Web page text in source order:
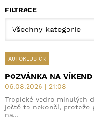
FILTRACE
AUTOKLUB ČR
POZVÁNKA NA
06.08.2026 | 21:08
Tropické vedro minulých
ještě to nekončí, protože
na…